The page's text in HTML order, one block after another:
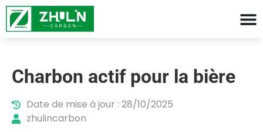
Charbon actif pour la bière
Date de mise à jour : 28/10/2025
zhulincarbon